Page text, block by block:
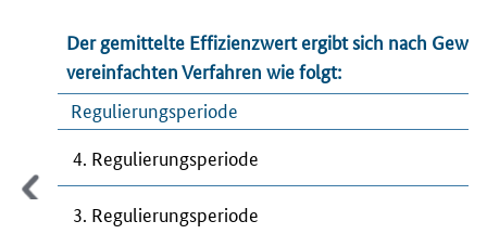
Der gemittelte Effizienzwert ergibt sich nach
vereinfachten Verfahren wie folgt:
Regulierungsperiode
4. Regulierungsperiode
3. Regulierungsperiode